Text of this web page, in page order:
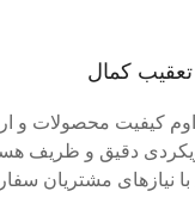
کمال
کیفیت محصولات و
دقیق و ظریف
نیازهای مشتریان